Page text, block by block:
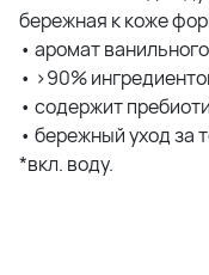
бережная к коже
• аромат
• >90%
• содержит
• бережный уход за
*вкл. воду.